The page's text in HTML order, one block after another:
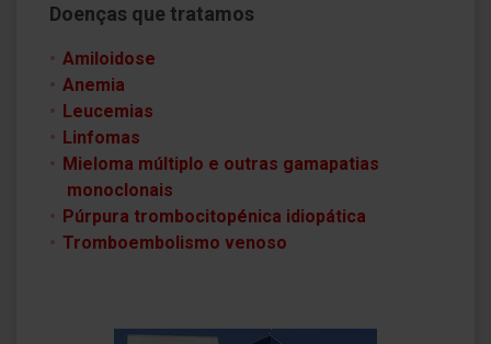
Doenças que tratamos
Amiloidose
Anemia
Leucemias
Linfomas
Mieloma múltiplo e outras gamapatias
monoclonais
Púrpura trombocitopénica idiopática
Tromboembolismo venoso